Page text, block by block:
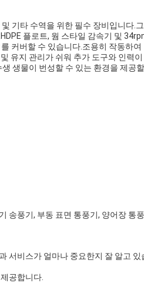
기타 수역을 위한 필수 장비입니다.
플로트, 웜 스타일 감속기 및
커버할 수 있습니다.조용히 작동하
유지 관리가 쉬워 추가 도구와 인력
생물이 번성할 수 있는 환경을 제공
송풍기, 부동 표면 통풍기, 양어장 통
서비스가 얼마나 중요한지 잘 알고
공합니다.